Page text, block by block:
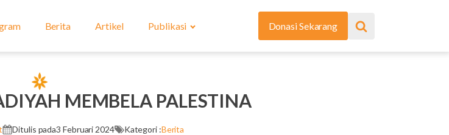
Berita Artikel Publikasi Donasi Sekarang
MEMBELA PALESTINA
Ditulis pada3 Februari 2024 Kategori :Berita